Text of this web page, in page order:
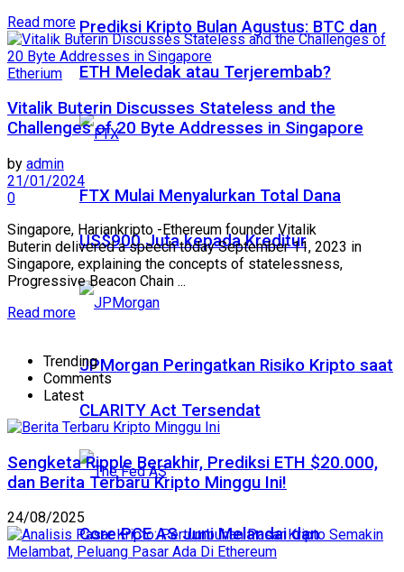
Prediksi Kripto Bulan Agustus: BTC dan
ETH Meledak atau Terjerembab?
FTX Mulai Menyalurkan Total Dana
US$900 Juta kepada Kreditur
JPMorgan Peringatkan Risiko Kripto saat
CLARITY Act Tersendat
Core PCE AS Juni Melandai dan
Read more
Etherium
Vitalik Buterin Discusses Stateless and the
Challenges of 20 Byte Addresses in Singapore
by admin
21/01/2024
0
Singapore, Hariankripto -Ethereum founder Vitalik
Buterin delivered a speech today September 11, 2023 in
Singapore, explaining the concepts of statelessness,
Progressive Beacon Chain ...
Read more
Trending
Comments
Latest
Sengketa Ripple Berakhir, Prediksi ETH $20.000,
dan Berita Terbaru Kripto Minggu Ini!
24/08/2025